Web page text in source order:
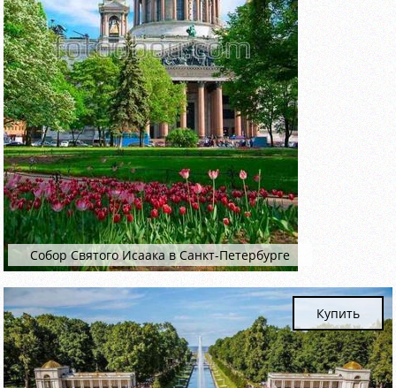
Собор Святого Исаака в Санкт-Петербурге
Купить